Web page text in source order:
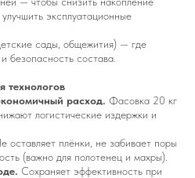
эксплуатационные
сады, общежития) — где
безопасность состава.
технологов
расход. Фасовка 20 кг
логистические издержки и
оставляет плёнки, не забивает поры
(важно для полотенец и махры).
Сохраняет эффективность при